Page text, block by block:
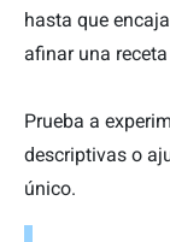
hasta que
afinar una
Prueba a
descriptivas o
único.